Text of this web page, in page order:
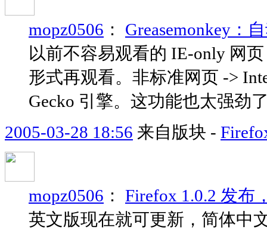
mopz0506 ： Greasemonkey：
以前不容易观看的 IE-only 网
形式再观看。非标准网页 ->
Gecko 引擎。这功能也太强劲
2005-03-28 18:56 来自版块 -
mopz0506 ： Firefox 1.0.2 发布
英文版现在就可更新，简体中